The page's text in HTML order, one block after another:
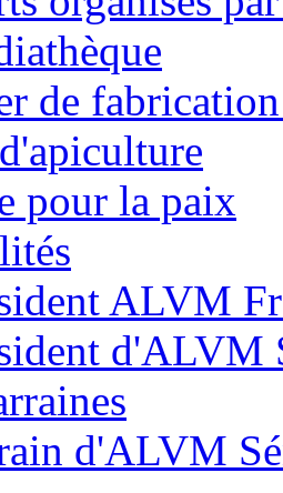
de
pour la paix
ALVM
d'ALVM
d'ALVM